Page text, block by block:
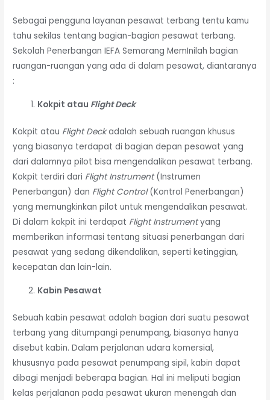
Sebagai pengguna layanan pesawat terbang tentu kamu
tahu sekilas tentang bagian-bagian pesawat terbang.
Sekolah Penerbangan IEFA Semarang MemInilah bagian
ruangan-ruangan yang ada di dalam pesawat, diantaranya
:
Kokpit atau Flight Deck
Kokpit atau Flight Deckadalah sebuah ruangan khusus
yang biasanya terdapat di bagian depan pesawat yang
dari dalamnya pilot bisa mengendalikan pesawat terbang.
Kokpit terdiri dari Flight Instrument(Instrumen
Penerbangan) dan Flight Control(Kontrol Penerbangan)
yang memungkinkan pilot untuk mengendalikan pesawat.
Di dalam kokpit ini terdapat Flight Instrumentyang
memberikan informasi tentang situasi penerbangan dari
pesawat yang sedang dikendalikan, seperti ketinggian,
kecepatan dan lain-lain.
Kabin Pesawat
Sebuah kabin pesawat adalah bagian dari suatu pesawat
terbang yang ditumpangi penumpang, biasanya hanya
disebut kabin. Dalam perjalanan udara komersial,
khususnya pada pesawat penumpang sipil, kabin dapat
dibagi menjadi beberapa bagian. Hal ini meliputi bagian
kelas perjalanan pada pesawat ukuran menengah dan